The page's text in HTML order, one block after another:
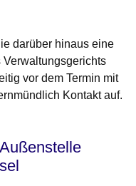
darüber hinaus eine
vor dem Termin mit
Kontakt auf.